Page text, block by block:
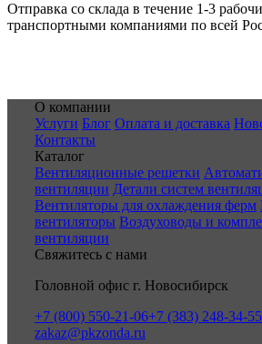
Отправка со склада в течение 1-3
транспортными компаниями по всей
О компании
Услуги Блог Оплата и доставка
Контакты
Каталог
Вентиляционные решетки
вентиляции Детали систем
Вентиляторы для охлаждения ферм
вентиляторы Воздуховоды и
вентиляции
Свяжитесь с нами
Головной офис г. Новосибирск
+7 (800) 550-21-06+7 (383) 248-34-55
zakaz@pkzonda.ru